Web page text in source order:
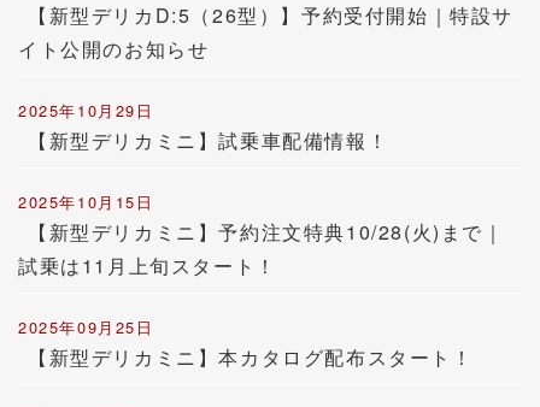
【新型デリカD:5（26型）】予約受付開始｜特設サ
イト公開のお知らせ
2025年10月29日
【新型デリカミニ】試乗車配備情報！
2025年10月15日
【新型デリカミニ】予約注文特典10/28(火)まで｜
試乗は11月上旬スタート！
2025年09月25日
【新型デリカミニ】本カタログ配布スタート！